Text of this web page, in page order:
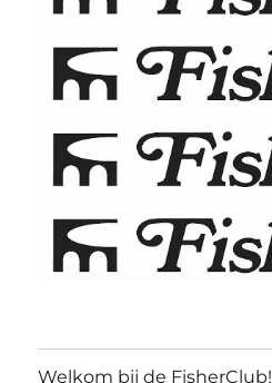
Welkom bij de FisherClub!